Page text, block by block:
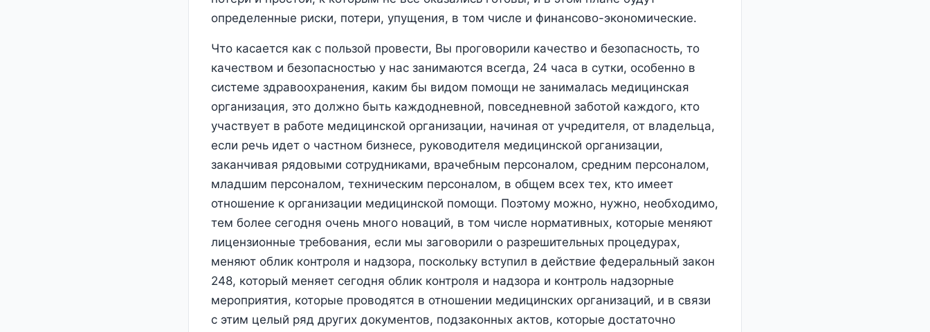
определенные риски, потери, упущения, в том числе и финансово-экономические.
Что касается как с пользой провести, Вы проговорили качество и безопасность, то
качеством и безопасностью у нас занимаются всегда, 24 часа в сутки, особенно в
системе здравоохранения, каким бы видом помощи не занималась медицинская
организация, это должно быть каждодневной, повседневной заботой каждого, кто
участвует в работе медицинской организации, начиная от учредителя, от владельца,
если речь идет о частном бизнесе, руководителя медицинской организации,
заканчивая рядовыми сотрудниками, врачебным персоналом, средним персоналом,
младшим персоналом, техническим персоналом, в общем всех тех, кто имеет
отношение к организации медицинской помощи. Поэтому можно, нужно, необходимо,
тем более сегодня очень много новаций, в том числе нормативных, которые меняют
лицензионные требования, если мы заговорили о разрешительных процедурах,
меняют облик контроля и надзора, поскольку вступил в действие федеральный закон
248, который меняет сегодня облик контроля и надзора и контроль надзорные
мероприятия, которые проводятся в отношении медицинских организаций, и в связи
с этим целый ряд других документов, подзаконных актов, которые достаточно